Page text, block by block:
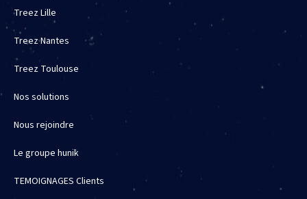
Treez Lille
Treez Nantes
Treez Toulouse
Nos solutions
Nous rejoindre
Le groupe hunik
TEMOIGNAGES Clients